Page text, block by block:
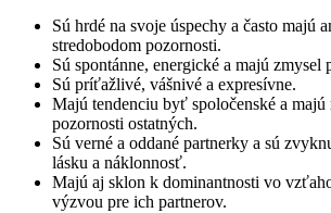
Sú hrdé na svoje úspechy a často majú
stredobodom pozornosti.
Sú spontánne, energické a majú zmysel
Sú príťažlivé, vášnivé a expresívne.
Majú tendenciu byť spoločenské a majú
pozornosti ostatných.
Sú verné a oddané partnerky a sú
lásku a náklonnosť.
Majú aj sklon k dominantnosti vo
výzvou pre ich partnerov.